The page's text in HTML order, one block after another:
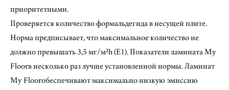
приоритетными.
Проверяется количество формальдегида в несущей плите.
Норма предписывает, что максимальное количество не
должно превышать 3,5 мг/м²h (E1). Показатели ламината My
Floorв несколько раз лучше установленной нормы. Ламинат
My Floorобеспечивают максимально низкую эмиссию